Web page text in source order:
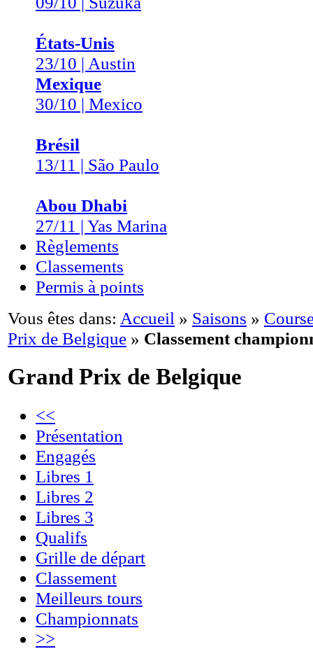
États-Unis
23/10 | Austin
Mexique
30/10 | Mexico
Brésil
13/11 | São Paulo
Abou Dhabi
27/11 | Yas Marina
Règlements
Classements
Permis à points
Vous êtes dans: Accueil » Saisons »
Prix de Belgique » Classement
Grand Prix de Belgique
<<
Présentation
Engagés
Libres 1
Libres 2
Libres 3
Qualifs
Grille de départ
Classement
Meilleurs tours
Championnats
>>